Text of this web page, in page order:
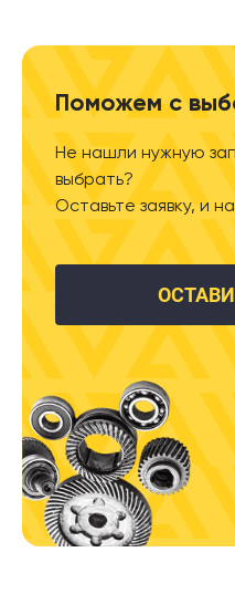
Поможем с
Не нашли нужную
выбрать?
Оставьте заявку, и